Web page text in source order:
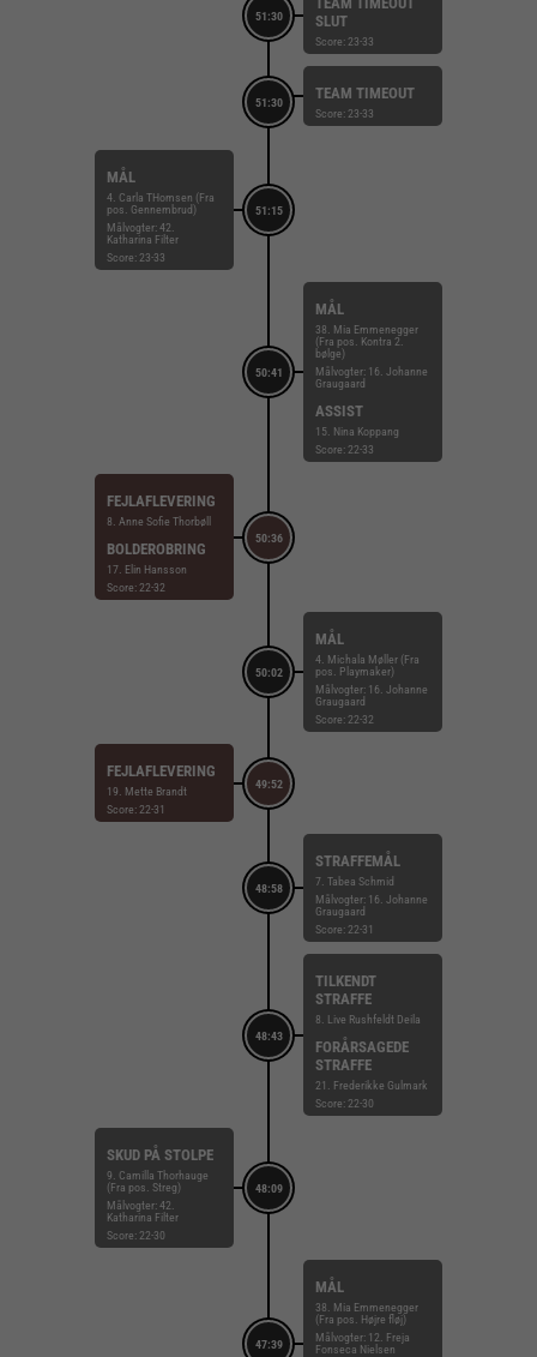
51:30
SLUT
Score: 23-33
51:30
TEAM TIMEOUT
Score: 23-33
51:15
MÅL
4. Carla THomsen (Fra
pos. Gennembrud)
Målvogter: 42.
Katharina Filter
Score: 23-33
50:41
MÅL
38. Mia Emmenegger
(Fra pos. Kontra 2.
bølge)
Målvogter: 16. Johanne
Graugaard
ASSIST
15. Nina Koppang
Score: 22-33
50:36
FEJLAFLEVERING
8. Anne Sofie Thorbøll
BOLDEROBRING
17. Elin Hansson
Score: 22-32
50:02
MÅL
4. Michala Møller (Fra
pos. Playmaker)
Målvogter: 16. Johanne
Graugaard
Score: 22-32
49:52
FEJLAFLEVERING
19. Mette Brandt
Score: 22-31
48:58
STRAFFEMÅL
7. Tabea Schmid
Målvogter: 16. Johanne
Graugaard
Score: 22-31
48:43
TILKENDT
STRAFFE
8. Live Rushfeldt Deila
FORÅRSAGEDE
STRAFFE
21. Frederikke Gulmark
Score: 22-30
48:09
SKUD PÅ STOLPE
9. Camilla Thorhauge
(Fra pos. Streg)
Målvogter: 42.
Katharina Filter
Score: 22-30
47:39
MÅL
38. Mia Emmenegger
(Fra pos. Højre fløj)
Målvogter: 12. Freja
Fonseca Nielsen